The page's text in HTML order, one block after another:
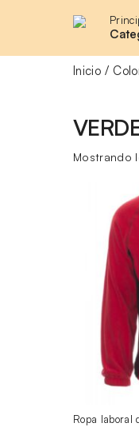
Inicio
Mostrando
Ordenado
Ropa laboral